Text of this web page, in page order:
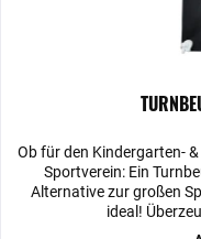
Ob für den Kindergarten-
Sportverein: Ein
Alternative zur großen
ideal!